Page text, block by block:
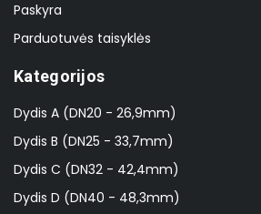
Paskyra
Parduotuvės taisyklės
Kategorijos
Dydis A (DN20 - 26,9mm)
Dydis B (DN25 - 33,7mm)
Dydis C (DN32 - 42,4mm)
Dydis D (DN40 - 48,3mm)